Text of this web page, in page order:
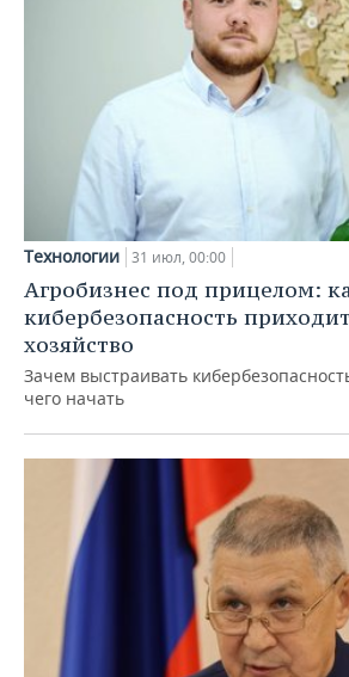
Технологии 31 июл, 00:00
Агробизнес под прицелом:
кибербезопасность
хозяйство
Зачем выстраивать
чего начать